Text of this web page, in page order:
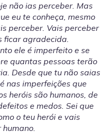
não ias perceber. Mas
eu te conheça, mesmo
perceber. Vais perceber
ficar agradecida.
ele é imperfeito e se
quantas pessoas terão
Desde que tu não saias
nas imperfeições que
heróis são humanos, de
e medos. Sei que
o teu herói e vais